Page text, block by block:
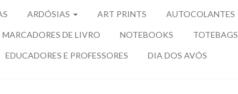
ARDÓSIAS ART PRINTS AUTOCOLANTES
MARCADORES DE LIVRO NOTEBOOKS TOTEBAGS
EDUCADORES E PROFESSORES DIA DOS AVÓS